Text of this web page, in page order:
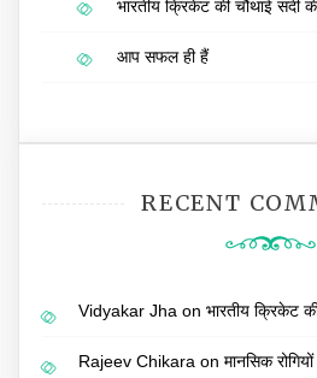
भारतीय क्रिकेट की चौथाई सदी
आप सफल ही हैं
RECENT
Vidyakar Jha on भारतीय क्रिकेट
Rajeev Chikara on मानसिक